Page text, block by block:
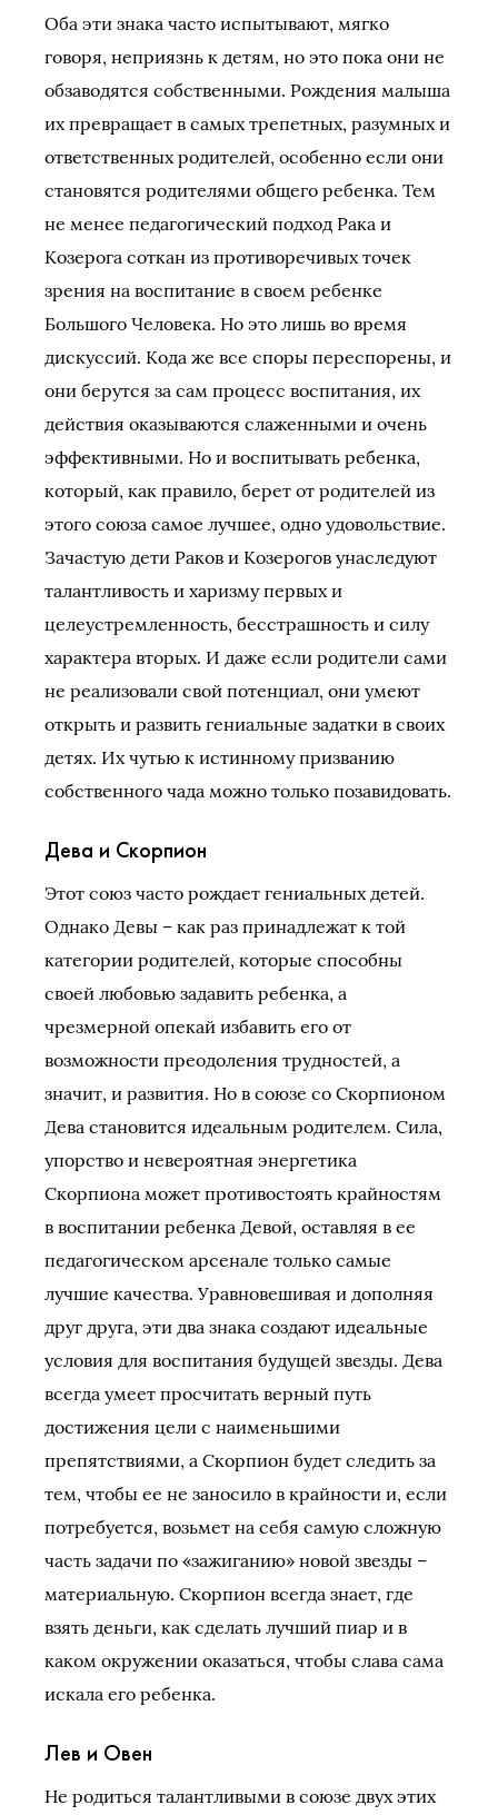
Оба эти знака часто испытывают, мягко
говоря, неприязнь к детям, но это пока они не
обзаводятся собственными. Рождения малыша
их превращает в самых трепетных, разумных и
ответственных родителей, особенно если они
становятся родителями общего ребенка. Тем
не менее педагогический подход Рака и
Козерога соткан из противоречивых точек
зрения на воспитание в своем ребенке
Большого Человека. Но это лишь во время
дискуссий. Кода же все споры переспорены, и
они берутся за сам процесс воспитания, их
действия оказываются слаженными и очень
эффективными. Но и воспитывать ребенка,
который, как правило, берет от родителей из
этого союза самое лучшее, одно удовольствие.
Зачастую дети Раков и Козерогов унаследуют
талантливость и харизму первых и
целеустремленность, бесстрашность и силу
характера вторых. И даже если родители сами
не реализовали свой потенциал, они умеют
открыть и развить гениальные задатки в своих
детях. Их чутью к истинному призванию
собственного чада можно только позавидовать.
Дева и Скорпион
Этот союз часто рождает гениальных детей.
Однако Девы – как раз принадлежат к той
категории родителей, которые способны
своей любовью задавить ребенка, а
чрезмерной опекай избавить его от
возможности преодоления трудностей, а
значит, и развития. Но в союзе со Скорпионом
Дева становится идеальным родителем. Сила,
упорство и невероятная энергетика
Скорпиона может противостоять крайностям
в воспитании ребенка Девой, оставляя в ее
педагогическом арсенале только самые
лучшие качества. Уравновешивая и дополняя
друг друга, эти два знака создают идеальные
условия для воспитания будущей звезды. Дева
всегда умеет просчитать верный путь
достижения цели с наименьшими
препятствиями, а Скорпион будет следить за
тем, чтобы ее не заносило в крайности и, если
потребуется, возьмет на себя самую сложную
часть задачи по «зажиганию» новой звезды –
материальную. Скорпион всегда знает, где
взять деньги, как сделать лучший пиар и в
каком окружении оказаться, чтобы слава сама
искала его ребенка.
Лев и Овен
Не родиться талантливыми в союзе двух этих